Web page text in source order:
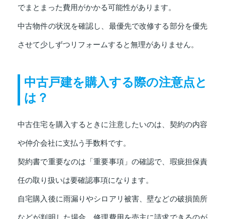
でまとまった費用がかかる可能性があります。
中古物件の状況を確認し、最優先で改修する部分を優先
させて少しずつリフォームすると無理がありません。
中古戸建を購入する際の注意点と
は？
中古住宅を購入するときに注意したいのは、契約の内容
や仲介会社に支払う手数料です。
契約書で重要なのは「重要事項」の確認で、瑕疵担保責
任の取り扱いは要確認事項になります。
自宅購入後に雨漏りやシロアリ被害、壁などの破損箇所